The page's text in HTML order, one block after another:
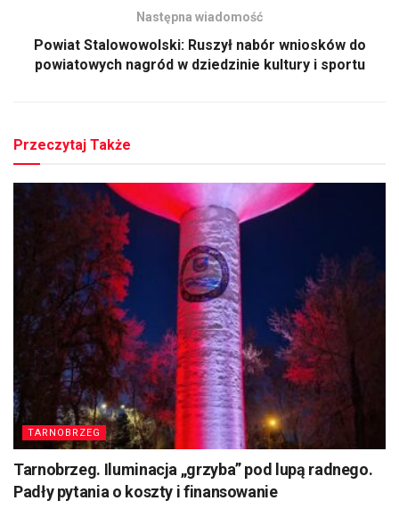
Następna wiadomość
Powiat Stalowowolski: Ruszył nabór wniosków do
powiatowych nagród w dziedzinie kultury i sportu
Przeczytaj Także
TARNOBRZEG
Tarnobrzeg. Iluminacja „grzyba” pod lupą radnego.
Padły pytania o koszty i finansowanie